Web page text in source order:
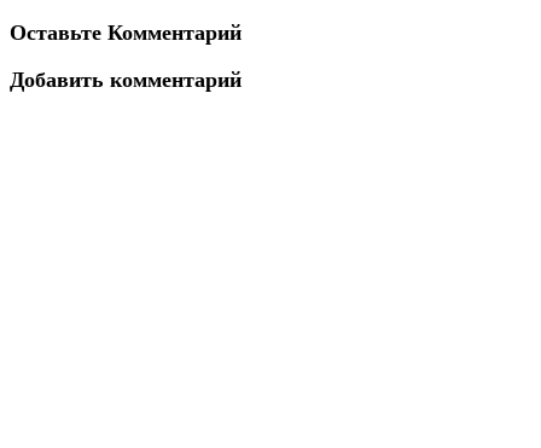
Оставьте Комментарий
Добавить комментарий